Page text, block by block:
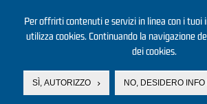
Per offrirti contenuti e servizi in linea con i tuoi
utilizza cookies. Continuando la navigazione
dei cookies.
SÌ, AUTORIZZO NO, DESIDERO